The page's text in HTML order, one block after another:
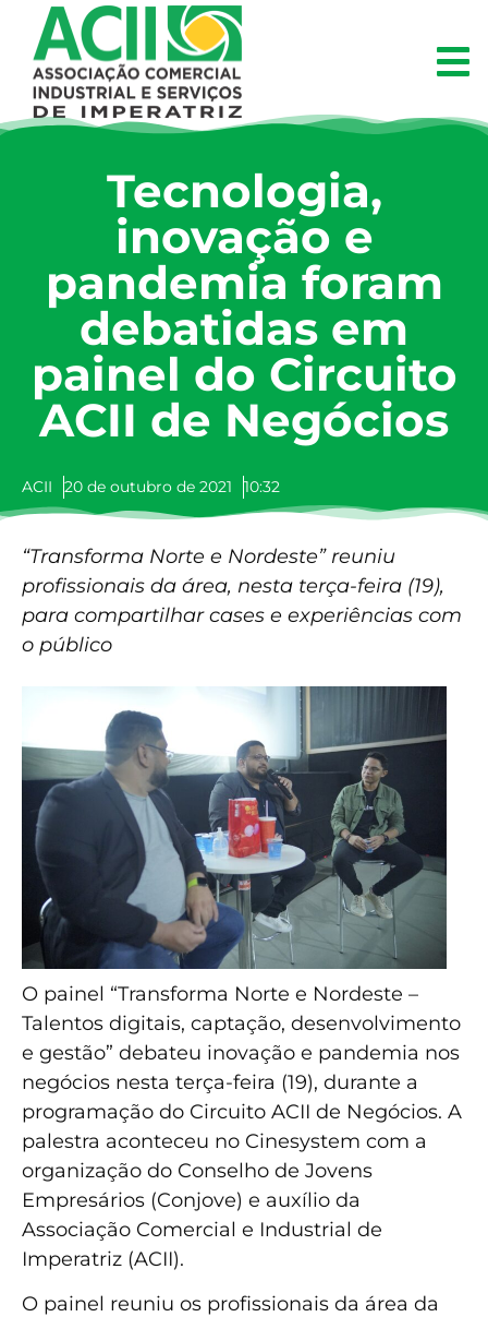
Tecnologia,
inovação e
pandemia foram
debatidas em
painel do Circuito
ACII de Negócios
ACII 20 de outubro de 2021 10:32
“Transforma Norte e Nordeste” reuniu
profissionais da área, nesta terça-feira (19),
para compartilhar cases e experiências com
o público
O painel “Transforma Norte e Nordeste –
Talentos digitais, captação, desenvolvimento
e gestão” debateu inovação e pandemia nos
negócios nesta terça-feira (19), durante a
programação do Circuito ACII de Negócios. A
palestra aconteceu no Cinesystem com a
organização do Conselho de Jovens
Empresários (Conjove) e auxílio da
Associação Comercial e Industrial de
Imperatriz (ACII).
O painel reuniu os profissionais da área da